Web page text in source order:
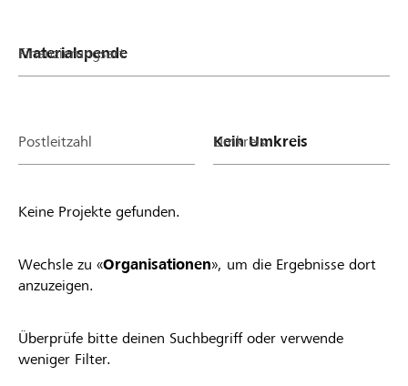
Finanzierungsart
Postleitzahl Umkreis
Keine Projekte gefunden.
Wechsle zu «Organisationen», um die Ergebnisse dort
anzuzeigen.
Überprüfe bitte deinen Suchbegriff oder verwende
weniger Filter.